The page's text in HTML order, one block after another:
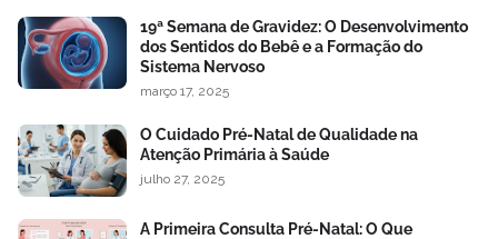
19ª Semana de Gravidez: O Desenvolvimento
dos Sentidos do Bebê e a Formação do
Sistema Nervoso
março 17, 2025
O Cuidado Pré-Natal de Qualidade na
Atenção Primária à Saúde
julho 27, 2025
A Primeira Consulta Pré-Natal: O Que